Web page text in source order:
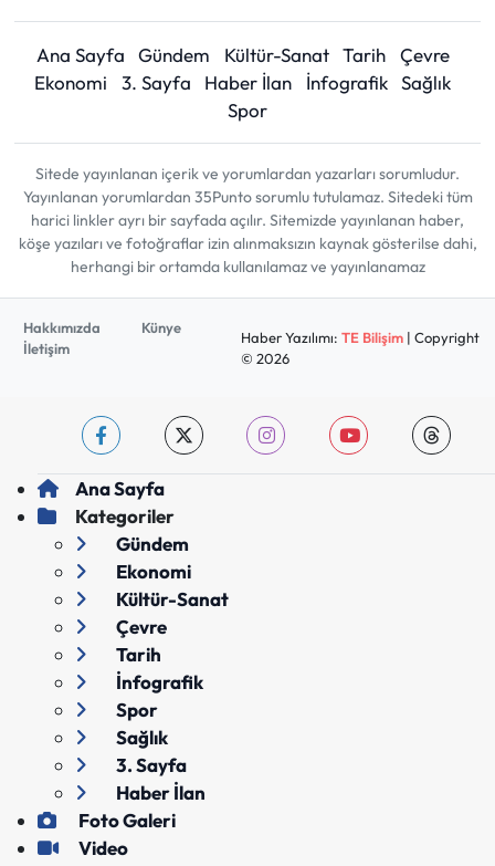
Ana Sayfa Gündem Kültür-Sanat Tarih
Çevre
Ekonomi
3. Sayfa Haber İlan İnfografik Sağlık
Spor
Sitede yayınlanan içerik ve yorumlardan yazarları sorumludur.
Yayınlanan yorumlardan 35Punto sorumlu tutulamaz. Sitedeki tüm
harici linkler ayrı bir sayfada açılır. Sitemizde yayınlanan haber,
köşe yazıları ve fotoğraflar izin alınmaksızın kaynak gösterilse dahi,
herhangi bir ortamda kullanılamaz ve yayınlanamaz
Hakkımızda
Künye
İletişim
Haber Yazılımı: TE Bilişim| Copyright
© 2026
Ana Sayfa
Kategoriler
Gündem
Ekonomi
Kültür-Sanat
Çevre
Tarih
İnfografik
Spor
Sağlık
3. Sayfa
Haber İlan
Foto Galeri
Video